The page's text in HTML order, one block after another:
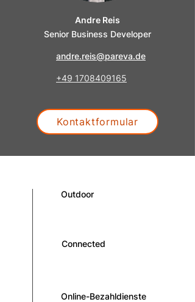
Andre Reis
Senior Business Developer
andre.reis@pareva.de
+49 1708409165
Kontaktformular
Outdoor
Connected
Online-Bezahldienste